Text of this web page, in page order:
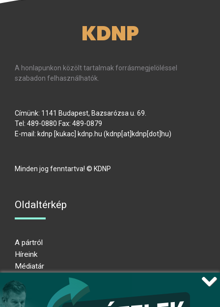
KDNP
A honlapunkon közölt tartalmak forrásmegjelöléssel
szabadon felhasználhatók.
Címünk: 1141 Budapest, Bazsarózsa u. 69.
Tel: 489-0880 Fax: 489-0879
E-mail: kdnp [kukac] kdnp hu (kdnp[at]kdnp[dot]hu)
Minden jog fenntartva! © KDNP
Oldaltérkép
A pártról
Híreink
Médiatár
Adatkezelési nyilatkozat
Átláthatósági nyilatkozat